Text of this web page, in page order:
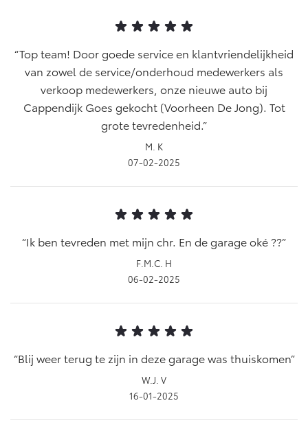
Top team! Door goede service en klantvriendelijkheid
van zowel de service/onderhoud medewerkers als
verkoop medewerkers, onze nieuwe auto bij
Cappendijk Goes gekocht (Voorheen De Jong). Tot
grote tevredenheid.
M. K
07-02-2025
Ik ben tevreden met mijn chr. En de garage oké ??
F.M.C. H
06-02-2025
Blij weer terug te zijn in deze garage was thuiskomen
W.J. V
16-01-2025